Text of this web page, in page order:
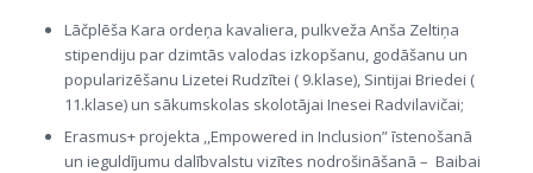
Lāčplēša Kara ordeņa kavaliera, pulkveža Anša Zeltiņa
stipendiju par dzimtās valodas izkopšanu, godāšanu un
popularizēšanu Lizetei Rudzītei ( 9.klase), Sintijai Briedei (
11.klase) un sākumskolas skolotājai Inesei Radvilavičai;
Erasmus+ projekta ,,Empowered in Inclusion” īstenošanā
un ieguldījumu dalībvalstu vizītes nodrošināšanā – Baibai